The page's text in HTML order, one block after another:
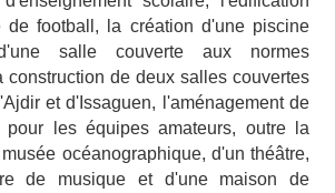
de football, la création d'une piscine
salle couverte aux normes
construction de deux salles couvertes
et d'Issaguen, l'aménagement de
pour les équipes amateurs, outre la
océanographique, d'un théâtre,
de musique et d'une maison de